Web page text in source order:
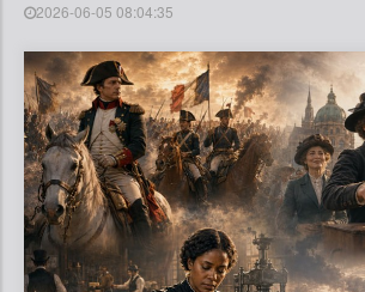
2026-06-05 08:04:35